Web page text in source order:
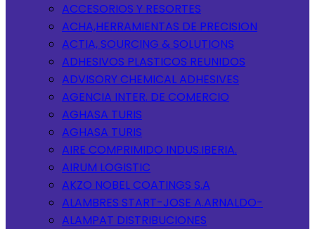
ACCESORIOS Y RESORTES
ACHA,HERRAMIENTAS DE PRECISION
ACTIA, SOURCING & SOLUTIONS
ADHESIVOS PLASTICOS REUNIDOS
ADVISORY CHEMICAL ADHESIVES
AGENCIA INTER. DE COMERCIO
AGHASA TURIS
AGHASA TURIS
AIRE COMPRIMIDO INDUS.IBERIA.
AIRUM LOGISTIC
AKZO NOBEL COATINGS S.A
ALAMBRES START-JOSE A.ARNALDO-
ALAMPAT DISTRIBUCIONES